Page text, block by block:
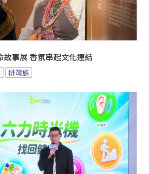
事展 香氛串起文化連結
排灣族